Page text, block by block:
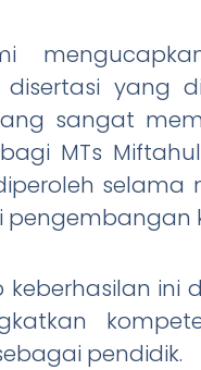
yang
sangat
MTs
keberhasilan
pendidik.